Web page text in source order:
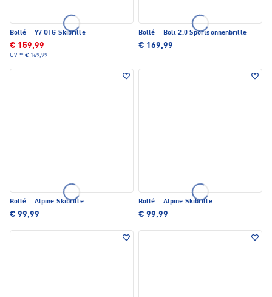
Bollé · Y7 OTG Skibrille
€ 159,99
UVP* € 169,99
Bollé · Bolt 2.0 Sportsonnenbrille
€ 169,99
Bollé · Alpine Skibrille
€ 99,99
Bollé · Alpine Skibrille
€ 99,99